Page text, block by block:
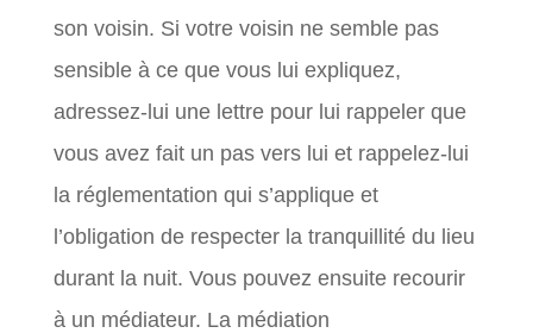
son voisin. Si votre voisin ne semble pas
sensible à ce que vous lui expliquez,
adressez-lui une lettre pour lui rappeler que
vous avez fait un pas vers lui et rappelez-lui
la réglementation qui s’applique et
l’obligation de respecter la tranquillité du lieu
durant la nuit. Vous pouvez ensuite recourir
à un médiateur. La médiation